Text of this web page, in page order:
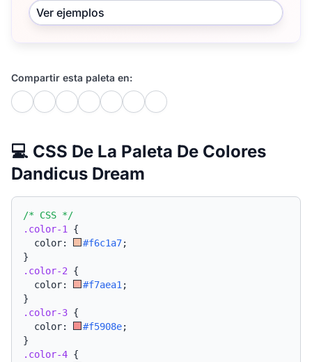
Ver ejemplos
Compartir esta paleta en:
💻 CSS De La Paleta De Colores
Dandicus Dream
/* CSS */
.color-1
{
  color:
#f6c1a7;
}
.color-2 {
  color:
#f7aea1 ;
}
.color-3 {
  color:
#f5908e;
}
.color-4 {